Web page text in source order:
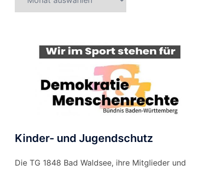
nach
Kinder- und Jugendschutz
Die TG 1848 Bad Waldsee, ihre Mitglieder und